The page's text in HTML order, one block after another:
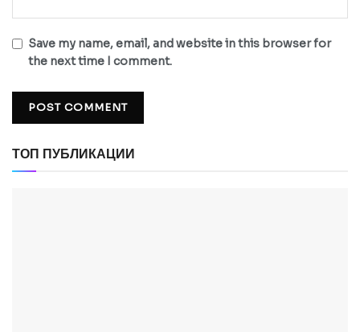
Save my name, email, and website in this browser for
the next time I comment.
ТОП ПУБЛИКАЦИИ